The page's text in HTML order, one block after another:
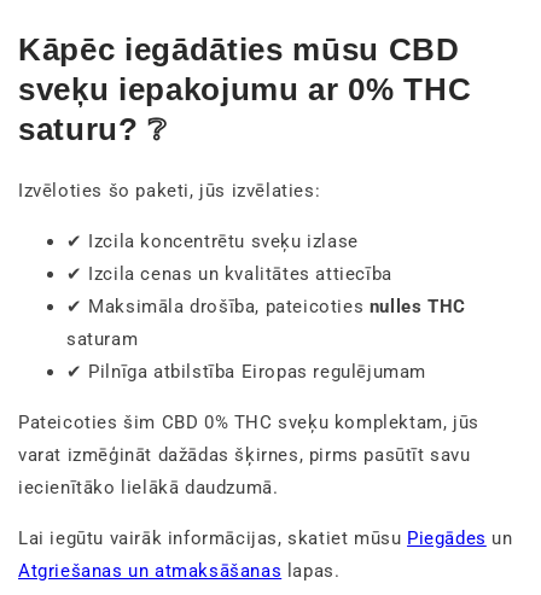
Kāpēc iegādāties mūsu CBD
sveķu iepakojumu ar 0% THC
saturu? ❔
Izvēloties šo paketi, jūs izvēlaties:
✔ Izcila koncentrētu sveķu izlase
✔ Izcila cenas un kvalitātes attiecība
✔ Maksimāla drošība, pateicoties nulles THC
saturam
✔ Pilnīga atbilstība Eiropas regulējumam
Pateicoties šim CBD 0% THC sveķu komplektam, jūs
varat izmēģināt dažādas šķirnes, pirms pasūtīt savu
iecienītāko lielākā daudzumā.
Lai iegūtu vairāk informācijas, skatiet mūsu Piegādes un
Atgriešanas un atmaksāšanas lapas.